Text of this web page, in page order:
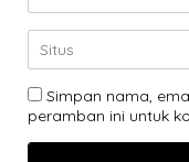
Simpan nama,
peramban ini untuk